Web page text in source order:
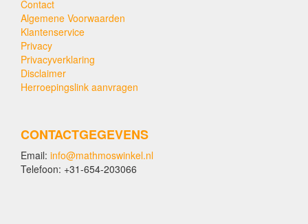
Contact
Algemene Voorwaarden
Klantenservice
Privacy
Privacyverklaring
Disclaimer
Herroepingslink aanvragen
CONTACTGEGEVENS
Email: info@mathmoswinkel.nl
Telefoon: +31-654-203066